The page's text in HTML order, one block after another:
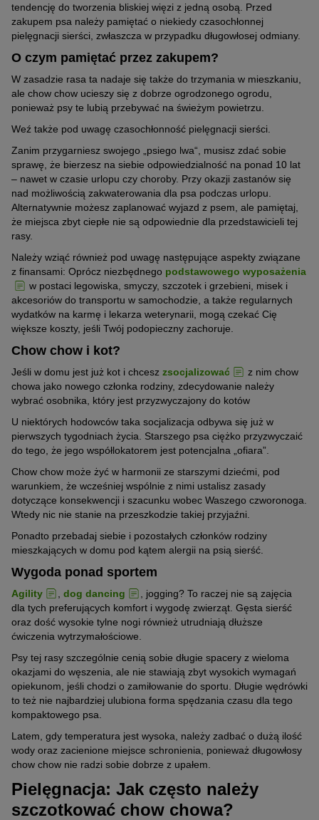
tendencję do tworzenia bliskiej więzi z jedną osobą. Przed
zakupem psa należy pamiętać o niekiedy czasochłonnej
pielęgnacji sierści, zwłaszcza w przypadku długowłosej odmiany.
O czym pamiętać przez zakupem?
W zasadzie rasa ta nadaje się także do trzymania w mieszkaniu,
ale chow chow ucieszy się z dobrze ogrodzonego ogrodu,
ponieważ psy te lubią przebywać na świeżym powietrzu.
Weź także pod uwagę czasochłonność pielęgnacji sierści.
Zanim przygarniesz swojego „psiego lwa“, musisz zdać sobie
sprawę, że bierzesz na siebie odpowiedzialność na ponad 10 lat
– nawet w czasie urlopu czy choroby. Przy okazji zastanów się
nad możliwością zakwaterowania dla psa podczas urlopu.
Alternatywnie możesz zaplanować wyjazd z psem, ale pamiętaj,
że miejsca zbyt ciepłe nie są odpowiednie dla przedstawicieli tej
rasy.
Należy wziąć również pod uwagę następujące aspekty związane
z finansami: Oprócz niezbędnego podstawowego wyposażenia
w postaci legowiska, smyczy, szczotek i grzebieni, misek i
akcesoriów do transportu w samochodzie, a także regularnych
wydatków na karmę i lekarza weterynarii, mogą czekać Cię
większe koszty, jeśli Twój podopieczny zachoruje.
Chow chow i kot?
Jeśli w domu jest już kot i chcesz zsocjalizować
z nim chow
chowa jako nowego członka rodziny, zdecydowanie należy
wybrać osobnika, który jest przyzwyczajony do kotów
U niektórych hodowców taka socjalizacja odbywa się już w
pierwszych tygodniach życia. Starszego psa ciężko przyzwyczaić
do tego, że jego współlokatorem jest potencjalna „ofiara”.
Chow chow może żyć w harmonii ze starszymi dziećmi, pod
warunkiem, że wcześniej wspólnie z nimi ustalisz zasady
dotyczące konsekwencji i szacunku wobec Waszego czworonoga.
Wtedy nic nie stanie na przeszkodzie takiej przyjaźni.
Ponadto przebadaj siebie i pozostałych członków rodziny
mieszkających w domu pod kątem alergii na psią sierść.
Wygoda ponad sportem
Agility dog dancing
, jogging? To raczej nie są zajęcia
dla tych preferujących komfort i wygodę zwierząt. Gęsta sierść
oraz dość wysokie tylne nogi również utrudniają dłuższe
ćwiczenia wytrzymałościowe.
Psy tej rasy szczególnie cenią sobie długie spacery z wieloma
okazjami do węszenia, ale nie stawiają zbyt wysokich wymagań
opiekunom, jeśli chodzi o zamiłowanie do sportu. Długie wędrówki
to też nie najbardziej ulubiona forma spędzania czasu dla tego
kompaktowego psa.
Latem, gdy temperatura jest wysoka, należy zadbać o dużą ilość
wody oraz zacienione miejsce schronienia, ponieważ długowłosy
chow chow nie radzi sobie dobrze z upałem.
Pielęgnacja: Jak często należy
szczotkować chow chowa?